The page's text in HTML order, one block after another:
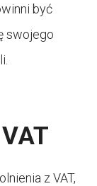
być
swojego
z VAT,